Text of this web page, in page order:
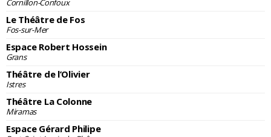
Cornillon-Confoux
Le Théâtre de Fos
Fos-sur-Mer
Espace Robert Hossein
Grans
Théâtre de l’Olivier
Istres
Théâtre La Colonne
Miramas
Espace Gérard Philipe